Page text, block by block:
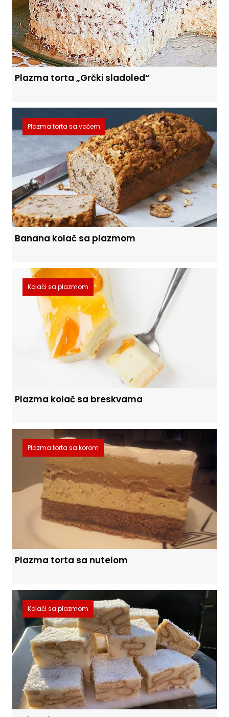
Plazma torta „Grčki sladoled“
Plazma torta sa voćem
Banana kolač sa plazmom
Kolači sa plazmom
Plazma kolač sa breskvama
Plazma torta sa korom
Plazma torta sa nutelom
Kolači sa plazmom